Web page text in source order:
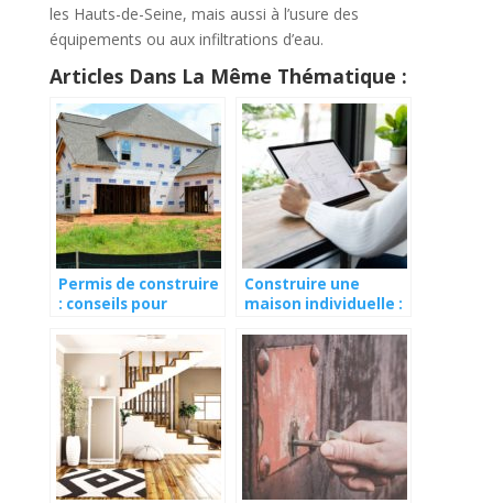
les Hauts-de-Seine, mais aussi à l’usure des
équipements ou aux infiltrations d’eau.
Articles Dans La Même Thématique :
Permis de construire
: conseils pour
votre dossier
Construire une
maison individuelle :
moyenne d’un
chantier ?